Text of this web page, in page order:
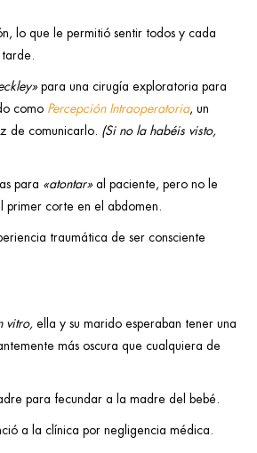
lo que le permitió sentir todos y cada
para una cirugía exploratoria para
como Percepción Intraoperatoria, un
de comunicarlo.
(Si no la habéis visto,
para «atontar» al paciente, pero no le
primer corte en el abdomen.
traumática de ser consciente
vitro, ella y su marido esperaban tener una
más oscura que cualquiera de
para fecundar a la madre del bebé.
a la clínica por negligencia médica.